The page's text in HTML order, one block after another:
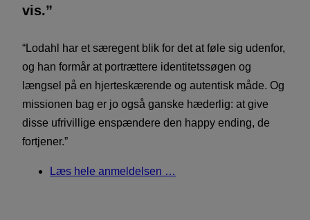
vis.”
“Lodahl har et særegent blik for det at føle sig udenfor,
og han formår at portrættere identitetssøgen og
længsel på en hjerteskærende og autentisk måde. Og
missionen bag er jo også ganske hæderlig: at give
disse ufrivillige enspændere den happy ending, de
fortjener.”
Læs hele anmeldelsen …